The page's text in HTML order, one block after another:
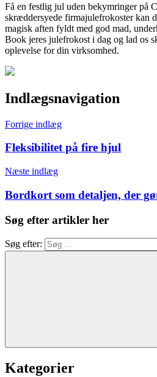
Få en festlig jul uden bekymringer på
skræddersyede firmajulefrokoster kan
magisk aften fyldt med god mad,
Book jeres julefrokost i dag og lad os
oplevelse for din virksomhed.
Indlægsnavigation
Forrige indlæg
Fleksibilitet på fire hjul
Næste indlæg
Bordkort som detaljen, der
Søg efter artikler her
Søg efter:
Kategorier